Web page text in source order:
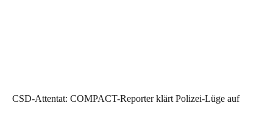
CSD-Attentat: COMPACT-Reporter klärt Polizei-Lüge auf